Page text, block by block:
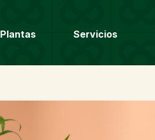
Plantas Servicios